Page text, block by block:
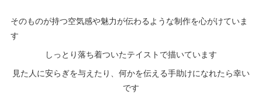
そのものが持つ空気感や魅力が伝わるような制作を心がけていま
す
しっとり落ち着ついたテイストで描いています
見た人に安らぎを与えたり、何かを伝える手助けになれたら幸い
です